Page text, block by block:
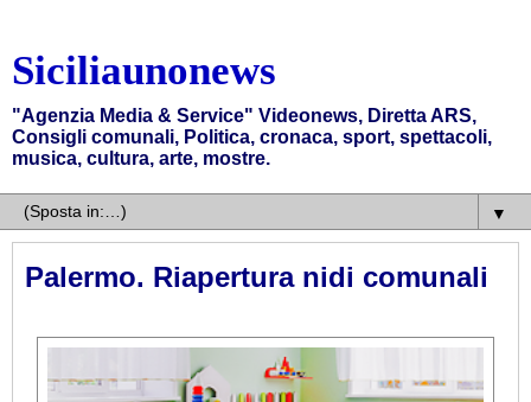
Siciliaunonews
"Agenzia Media & Service" Videonews, Diretta ARS,
Consigli comunali, Politica, cronaca, sport, spettacoli,
musica, cultura, arte, mostre.
▼
Palermo. Riapertura nidi comunali